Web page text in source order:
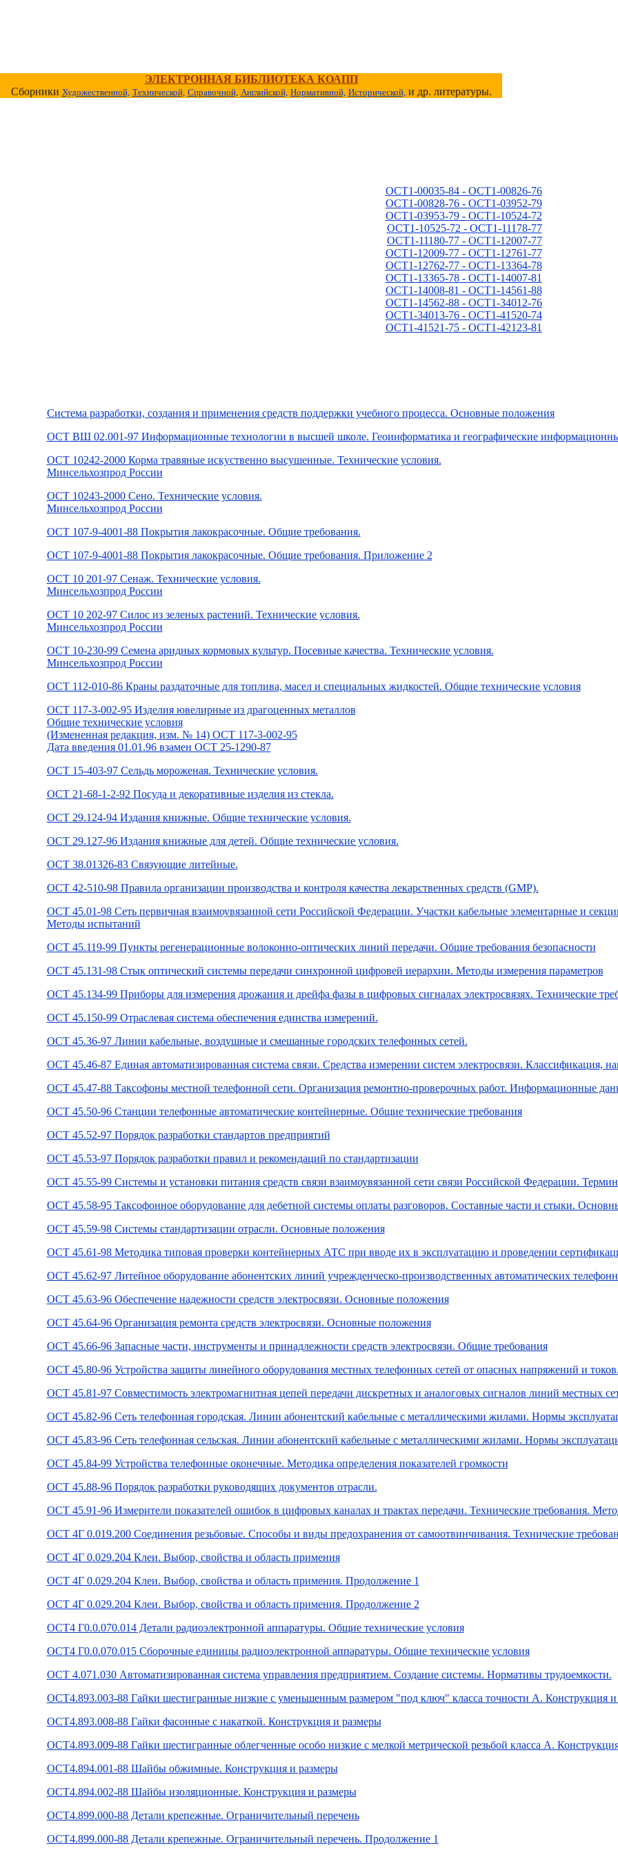
ЭЛЕКТРОННАЯ БИБЛИОТЕКА КОАПП
Сборники Художественной, Технической, Справочной, Английской, Нормативной, Исторической, и др. литературы.
ОСТ1-00035-84 - ОСТ1-00826-76
ОСТ1-00828-76 - ОСТ1-03952-79
ОСТ1-03953-79 - ОСТ1-10524-72
ОСТ1-10525-72 - ОСТ1-11178-77
ОСТ1-11180-77 - ОСТ1-12007-77
ОСТ1-12009-77 - ОСТ1-12761-77
ОСТ1-12762-77 - ОСТ1-13364-78
ОСТ1-13365-78 - ОСТ1-14007-81
ОСТ1-14008-81 - ОСТ1-14561-88
ОСТ1-14562-88 - ОСТ1-34012-76
ОСТ1-34013-76 - ОСТ1-41520-74
ОСТ1-41521-75 - ОСТ1-42123-81
Система разработки, создания и применения средств поддержки учебного процесса. Основные положения
ОСТ ВШ 02.001-97 Информационные технологии в высшей школе. Геоинформатика и географические
ОСТ 10242-2000 Корма травяные искуственно высушенные. Технические условия.
Минсельхозпрод России
ОСТ 10243-2000 Сено. Технические условия.
Минсельхозпрод России
ОСТ 107-9-4001-88 Покрытия лакокрасочные. Общие требования.
ОСТ 107-9-4001-88 Покрытия лакокрасочные. Общие требования. Приложение 2
ОСТ 10 201-97 Сенаж. Технические условия.
Минсельхозпрод России
ОСТ 10 202-97 Силос из зеленых растений. Технические условия.
Минсельхозпрод России
ОСТ 10-230-99 Семена аридных кормовых культур. Посевные качества. Технические условия.
Минсельхозпрод России
ОСТ 112-010-86 Краны раздаточные для топлива, масел и специальных жидкостей. Общие технические условия
ОСТ 117-3-002-95 Изделия ювелирные из драгоценных металлов
Общие технические условия
(Измененная редакция, изм. № 14) ОСТ 117-3-002-95
Дата введения 01.01.96 взамен ОСТ 25-1290-87
ОСТ 15-403-97 Сельдь мороженая. Технические условия.
ОСТ 21-68-1-2-92 Посуда и декоративные изделия из стекла.
ОСТ 29.124-94 Издания книжные. Общие технические условия.
ОСТ 29.127-96 Издания книжные для детей. Общие технические условия.
ОСТ 38.01326-83 Связующие литейные.
ОСТ 42-510-98 Правила организации производства и контроля качества лекарственных средств (GMP).
ОСТ 45.01-98 Сеть первичная взаимоувязанной сети Российской Федерации. Участки кабельные элементарные и
Методы испытаний
ОСТ 45.119-99 Пункты регенерационные волоконно-оптических линий передачи. Общие требования безопасности
ОСТ 45.131-98 Стык оптический системы передачи синхронной цифровей иерархии. Методы измерения параметров
ОСТ 45.134-99 Приборы для измерения дрожания и дрейфа фазы в цифровых сигналах электросвязях. Технические
ОСТ 45.150-99 Отраслевая система обеспечения единства измерений.
ОСТ 45.36-97 Линии кабельные, воздушные и смешанные городских телефонных сетей.
ОСТ 45.46-87 Единая автоматизированная система связи. Средства измерении систем электросвязи. Классификация,
ОСТ 45.47-88 Таксофоны местной телефонной сети. Организация ремонтно-проверочных работ. Информационные
ОСТ 45.50-96 Станции телефонные автоматические контейнерные. Общие технические требования
ОСТ 45.52-97 Порядок разработки стандартов предприятий
ОСТ 45.53-97 Порядок разработки правил и рекомендаций по стандартизации
ОСТ 45.55-99 Системы и установки питания средств связи взаимоувязанной сети связи Российской Федерации.
ОСТ 45.58-95 Таксофонное оборудование для дебетной системы оплаты разговоров. Составные части и стыки.
ОСТ 45.59-98 Системы стандартизации отрасли. Основные положения
ОСТ 45.61-98 Методика типовая проверки контейнерных АТС при вводе их в эксплуатацию и проведении
ОСТ 45.62-97 Литейное оборудование абонентских линий учрежденческо-производственных автоматических
ОСТ 45.63-96 Обеспечение надежности средств электросвязи. Основные положения
ОСТ 45.64-96 Организация ремонта средств электросвязи. Основные положения
ОСТ 45.66-96 Запасные части, инструменты и принадлежности средств электросвязи. Общие требования
ОСТ 45.80-96 Устройства защиты линейного оборудования местных телефонных сетей от опасных напряжений и
ОСТ 45.81-97 Совместимость электромагнитная цепей передачи дискретных и аналоговых сигналов линий местных
ОСТ 45.82-96 Сеть телефонная городская. Линии абонентский кабельные с металлическими жилами. Нормы
ОСТ 45.83-96 Сеть телефонная сельская. Линии абонентский кабельные с металлическими жилами. Нормы
ОСТ 45.84-99 Устройства телефонные оконечные. Методика определения показателей громкости
ОСТ 45.88-96 Порядок разработки руководящих документов отрасли.
ОСТ 45.91-96 Измерители показателей ошибок в цифровых каналах и трактах передачи. Технические требования.
ОСТ 4Г 0.019.200 Соединения резьбовые. Способы и виды предохранения от самоотвинчивания. Технические
ОСТ 4Г 0.029.204 Клеи. Выбор, свойства и область примения
ОСТ 4Г 0.029.204 Клеи. Выбор, свойства и область примения. Продолжение 1
ОСТ 4Г 0.029.204 Клеи. Выбор, свойства и область примения. Продолжение 2
ОСТ4 Г0.0.070.014 Детали радиоэлектронной аппаратуры. Общие технические условия
ОСТ4 Г0.0.070.015 Сборочные единицы радиоэлектронной аппаратуры. Общие технические условия
ОСТ 4.071.030 Автоматизированная система управления предприятием. Создание системы. Нормативы трудоемкости.
ОСТ4.893.003-88 Гайки шестигранные низкие с уменьшенным размером "под ключ" класса точности А. Конструкция и
ОСТ4.893.008-88 Гайки фасонные с накаткой. Конструкция и размеры
ОСТ4.893.009-88 Гайки шестигранные облегченные особо низкие с мелкой метрической резьбой класса А.
ОСТ4.894.001-88 Шайбы обжимные. Конструкция и размеры
ОСТ4.894.002-88 Шайбы изоляционные. Конструкция и размеры
ОСТ4.899.000-88 Детали крепежные. Ограничительный перечень
ОСТ4.899.000-88 Детали крепежные. Ограничительный перечень. Продолжение 1